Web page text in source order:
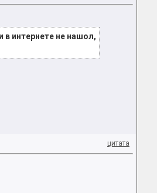
в интернете не нашол,
цитата